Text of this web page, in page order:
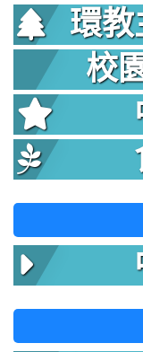
環教
校